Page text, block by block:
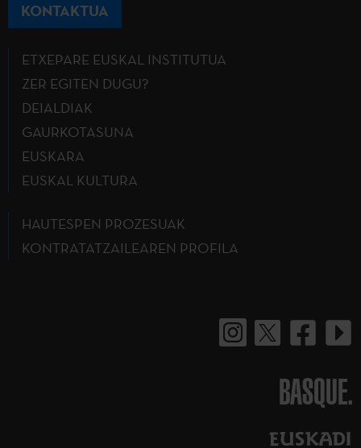
KONTAKTUA
ETXEPARE EUSKAL INSTITUTUA
ZER EGITEN DUGU?
DEIALDIAK
GAURKOTASUNA
EUSKARA
EUSKAL KULTURA
HAUTESPEN PROZESUAK
KONTRATATZAILEAREN PROFILA
BASQUE.